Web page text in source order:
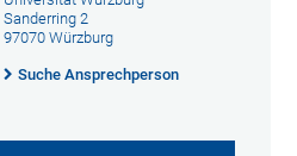
Sanderring 2
97070 Würzburg
Suche Ansprechperson